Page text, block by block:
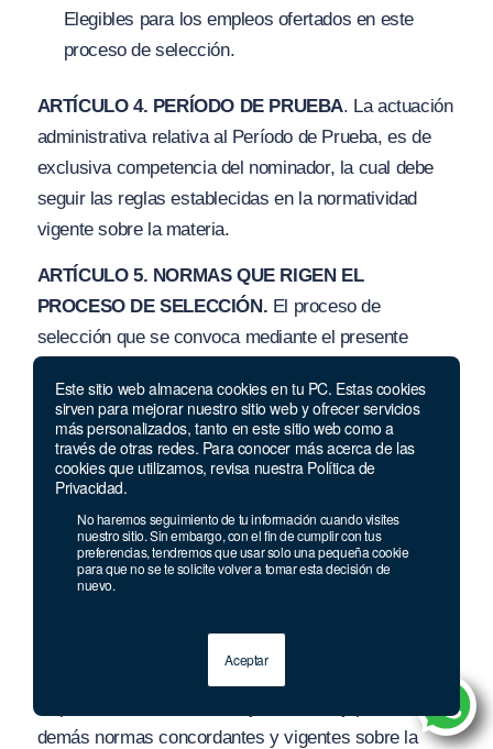
Este sitio web almacena cookies en tu PC. Estas cookies
sirven para mejorar nuestro sitio web y ofrecer servicios
más personalizados, tanto en este sitio web como a
través de otras redes. Para conocer más acerca de las
cookies que utilizamos, revisa nuestra Política de
Privacidad.
No haremos seguimiento de tu información cuando visites
nuestro sitio. Sin embargo, con el fin de cumplir con tus
preferencias, tendremos que usar solo una pequeña cookie
para que no se te solicite volver a tomar esta decisión de
nuevo.
Aceptar
Elegibles para los empleos ofertados en este
proceso de selección.
ARTÍCULO 4. PERÍODO DE PRUEBA. La actuación
administrativa relativa al Período de Prueba,es de
exclusiva competencia del nominador, la cual debe
seguir las reglas establecidas en la normatividad
vigente sobre la materia.
ARTÍCULO 5. NORMAS QUE RIGEN EL
PROCESO DE SELECCIÓN. El proceso de
selección que se convoca mediante el presente
establecido en la Ley 909 de 2004 y sus Decretos
Reglamentarios, el Decreto Ley 760 de 2005, el
Decreto Ley770 de 2005, la Ley 1033 de 2006, el
Decreto 1083 de 2015, la Ley 1955 de 2019, la Ley
1960 de 2019, el Decreto 498 de 2020, la Ley 2039
de 2020 si, al iniciar la etapa de Inscripciones, se
cuenta con la reglamentación de las equivalencias de
demás normas concordantes y vigentes sobre la